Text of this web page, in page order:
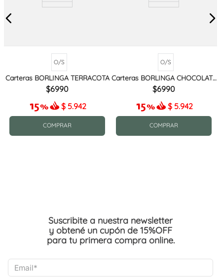
O/S
Carteras BORLINGA TERRACOTA
6990
$ 5.942
COMPRAR
O/S
Carteras BORLINGA CHOCOLATE
MIX
6990
$ 5.942
COMPRAR
Suscribite a nuestra newsletter
y obtené un cupón de 15%OFF
para tu primera compra online.